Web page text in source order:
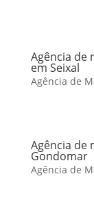
Agência de
em Seixal
Agência de
Agência de
Gondomar
Agência de